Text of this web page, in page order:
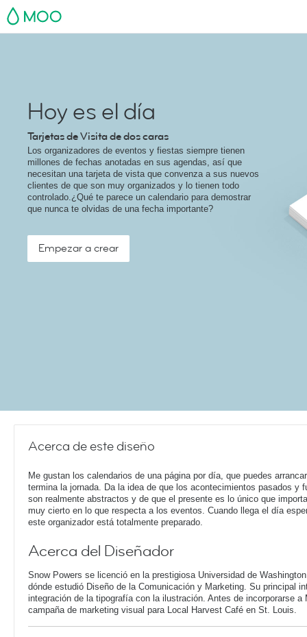
MOO
Hoy es el día
Tarjetas de Visita de dos caras
Los organizadores de eventos y fiestas siempre tienen
millones de fechas anotadas en sus agendas, así que
necesitan una tarjeta de vista que convenza a sus nuevos
clientes de que son muy organizados y lo tienen todo
controlado.¿Qué te parece un calendario para demostrar
que nunca te olvidas de una fecha importante?
Empezar a crear
Acerca de este diseño
Me gustan los calendarios de una página por día, que puedes
termina la jornada. Da la idea de que los acontecimientos pasados y
son realmente abstractos y de que el presente es lo único que
muy cierto en lo que respecta a los eventos. Cuando llega el día
este organizador está totalmente preparado.
Acerca del Diseñador
Snow Powers se licenció en la prestigiosa Universidad de
dónde estudió Diseño de la Comunicación y Marketing. Su principal
integración de la tipografía con la ilustración. Antes de incorporarse a
campaña de marketing visual para Local Harvest Café en St. Louis.